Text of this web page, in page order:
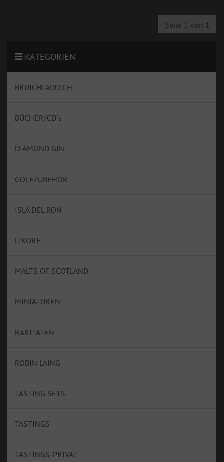
Seite 1 von 1
KATEGORIEN
BRUICHLADDICH
BÜCHER/CD`s
DIAMOND GIN
GOLFZUBEHÖR
ISLA DEL RON
LIKÖRE
MALTS OF SCOTLAND
MINIATUREN
RARITÄTEN
ROBIN LAING
TASTING SETS
TASTINGS
TASTINGS-PRIVAT